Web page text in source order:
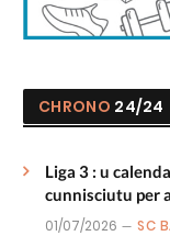
CHRONO 24/24
Liga 3 : u
cunnisciutu per
01/07/2026 SC